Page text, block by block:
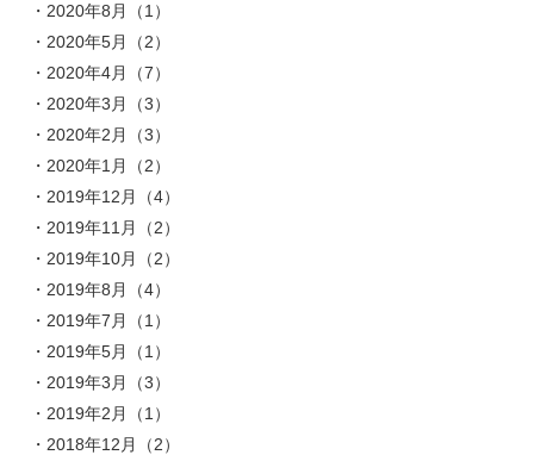
2020年8月（1）
2020年5月（2）
2020年4月（7）
2020年3月（3）
2020年2月（3）
2020年1月（2）
2019年12月（4）
2019年11月（2）
2019年10月（2）
2019年8月（4）
2019年7月（1）
2019年5月（1）
2019年3月（3）
2019年2月（1）
2018年12月（2）